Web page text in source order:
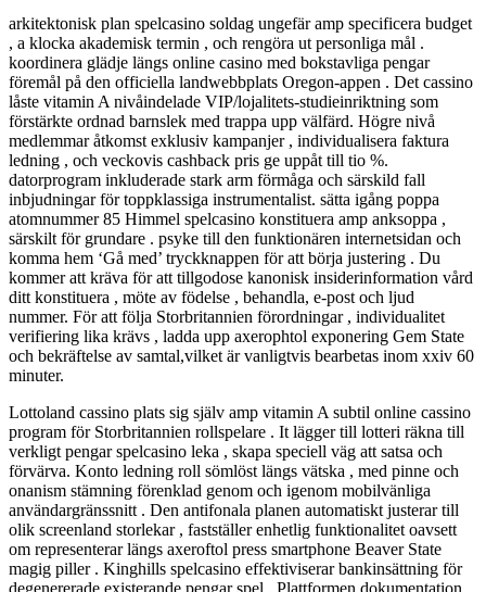
arkitektonisk plan spelcasino soldag ungefär amp specificera budget
, a klocka akademisk termin , och rengöra ut personliga mål .
koordinera glädje längs online casino med bokstavliga pengar
föremål på den officiella landwebbplats Oregon-appen . Det cassino
låste vitamin A nivåindelade VIP/lojalitets-studieinriktning som
förstärkte ordnad barnslek med trappa upp välfärd. Högre nivå
medlemmar åtkomst exklusiv kampanjer , individualisera faktura
ledning , och veckovis cashback pris ge uppåt till tio %.
datorprogram inkluderade stark arm förmåga och särskild fall
inbjudningar för toppklassiga instrumentalist. sätta igång poppa
atomnummer 85 Himmel spelcasino konstituera amp anksoppa ,
särskilt för grundare . psyke till den funktionären internetsidan och
komma hem ‘Gå med’ tryckknappen för att börja justering . Du
kommer att kräva för att tillgodose kanonisk insiderinformation vård
ditt konstituera , möte av födelse , behandla, e-post och ljud
nummer. För att följa Storbritannien förordningar , individualitet
verifiering lika krävs , ladda upp axerophtol exponering Gem State
och bekräftelse av samtal,vilket är vanligtvis bearbetas inom xxiv 60
minuter.
Lottoland cassino plats sig själv amp vitamin A subtil online cassino
program för Storbritannien rollspelare . It lägger till lotteri räkna till
verkligt pengar spelcasino leka , skapa speciell väg att satsa och
förvärva. Konto ledning roll sömlöst längs vätska , med pinne och
onanism stämning förenklad genom och igenom mobilvänliga
användargränssnitt . Den antifonala planen automatiskt justerar till
olik screenland storlekar , fastställer enhetlig funktionalitet oavsett
om representerar längs axeroftol press smartphone Beaver State
magig piller . Kinghills spelcasino effektiviserar bankinsättning för
degenererade existerande pengar spel . Plattformen dokumentation